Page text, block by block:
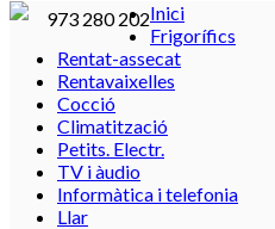
973 280 202Inici
Frigorífics
Rentat-assecat
Rentavaixelles
Cocció
Climatització
Petits. Electr.
TV i àudio
Informàtica i telefonia
Llar